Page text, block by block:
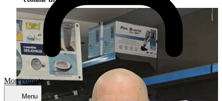
Mon compte
Menu